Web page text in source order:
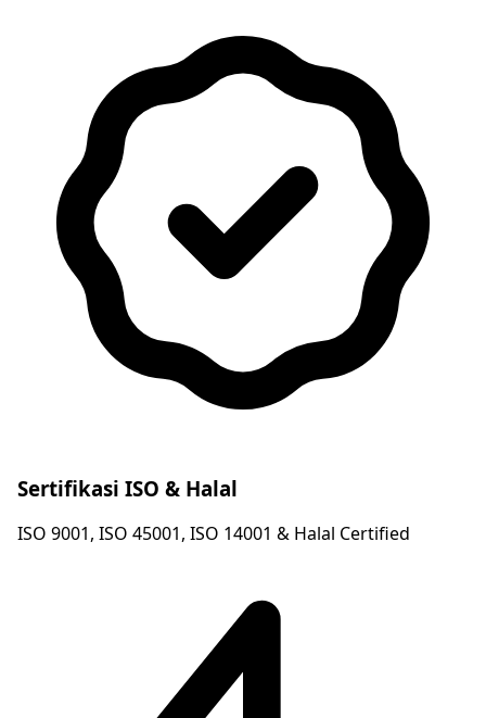
Sertifikasi ISO & Halal
ISO 9001, ISO 45001, ISO 14001 & Halal Certified